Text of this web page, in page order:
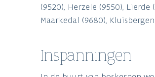
(9520), Herzele (9550), Lierde
Maarkedal (9680),
Inspanningen